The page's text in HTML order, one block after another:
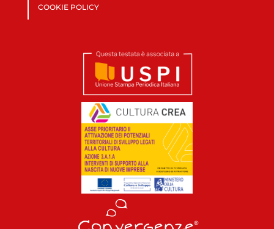
COOKIE POLICY